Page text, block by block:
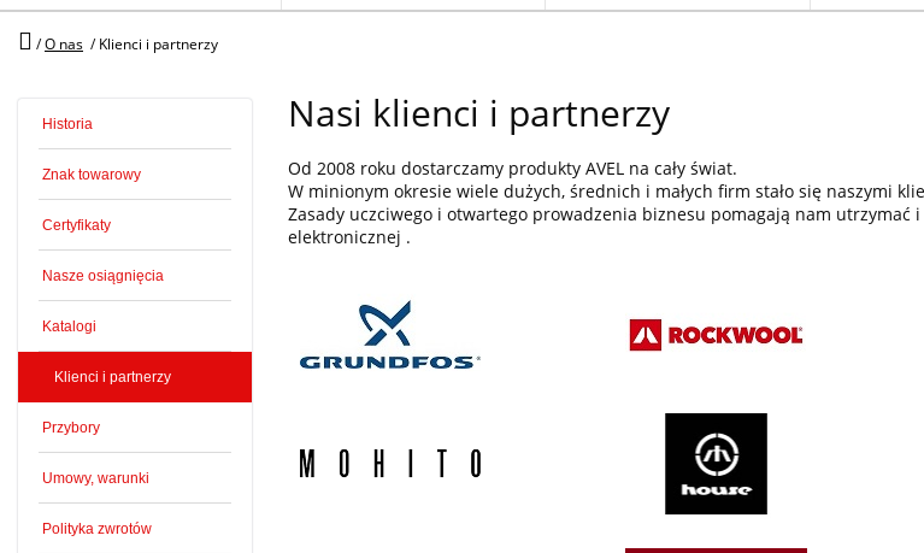
/O nas /Klienci i partnerzy
Historia
Znak towarowy
Certyfikaty
Nasze osiągnięcia
Katalogi
Klienci i partnerzy
Przybory
Umowy, warunki
Polityka zwrotów
Nasi klienci i partnerzy
Od 2008 roku dostarczamy produkty AVEL na cały świat.
W minionym okresie wiele dużych, średnich i małych firm stało się naszymi
Zasady uczciwego i otwartego prowadzenia biznesu pomagają nam
elektronicznej .